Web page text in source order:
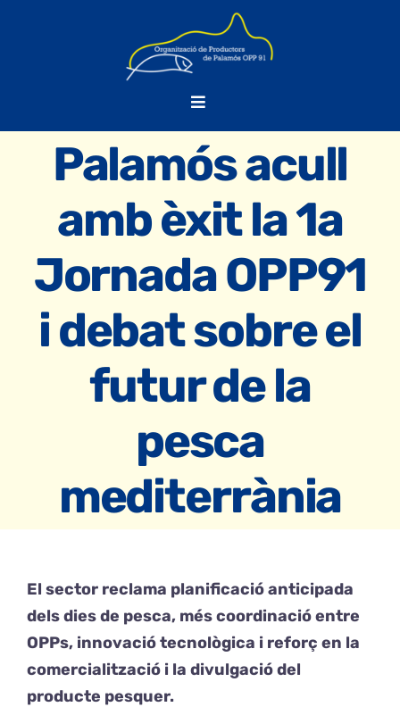
Toggle
Navigation
OPP-91
PPiC
FORMACIÓ
NOTÍCIES
BORSA DE TREBALL
CONTACTE
Català
Palamós acull
amb èxit la 1a
Jornada OPP91
i debat sobre el
futur de la
pesca
mediterrània
El sector reclama planificació anticipada
dels dies de pesca, més coordinació entre
OPPs, innovació tecnològica i reforç en la
comercialització i la divulgació del
producte pesquer.